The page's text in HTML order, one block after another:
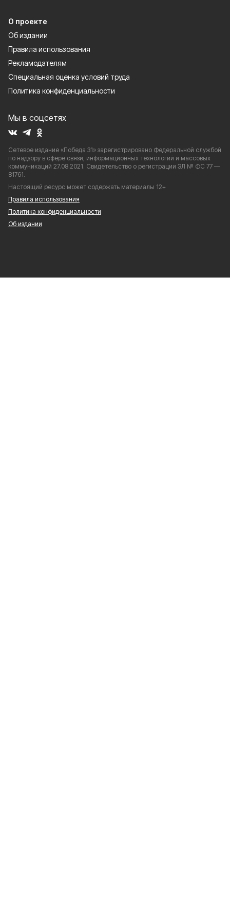
О проекте
Об издании
Правила использования
Рекламодателям
Специальная оценка условий труда
Политика конфиденциальности
Мы в соцсетях
Сетевое издание «Победа 31» зарегистрировано Федеральной службой
по надзору в сфере связи, информационных технологий и массовых
коммуникаций 27.08.2021. Свидетельство о регистрации ЭЛ № ФС 77 —
81761.
Настоящий ресурс может содержать материалы 12+
Правила использования
Политика конфиденциальности
Об издании